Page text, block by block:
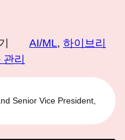
AI/ML, 하이브리
리
Senior Vice President,